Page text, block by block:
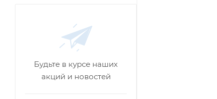
Будьте в курсе наших
акций и новостей